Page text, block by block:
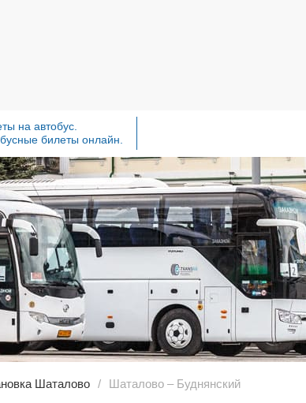
на автобус.
билеты онлайн.
Шаталово Шаталово – Буднянский